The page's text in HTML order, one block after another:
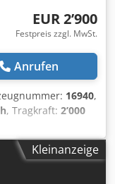
EUR 2’900
Festpreis zzgl. MwSt.
Anrufen
16940,
, Tragkraft: 2’000
, Bauhöhe:
1’800 mm,
Kleinanzeige